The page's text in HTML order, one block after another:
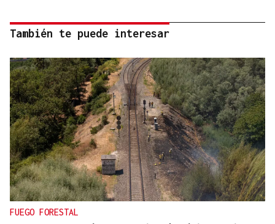
También te puede interesar
FUEGO FORESTAL